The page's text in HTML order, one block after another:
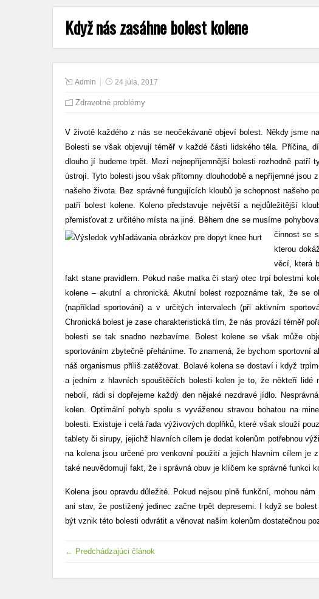
Když nás zasáhne bolest kolene
Admin 24 júla, 2017
Zdravotné problémy
V životě každého z nás se neočekávaně objeví bolest. Někdy jsme
Bolesti se však objevují téměř v každé části lidského těla. Příčina,
dlouho jí budeme trpět. Mezi nejnepříjemnější bolesti rozhodně patří
ústrojí. Tyto bolesti jsou však přítomny dlouhodobě a nepříjemné jsou
našeho života. Bez správné fungujících kloubů je schopnost našeho
patří bolest kolene. Koleno představuje největší a nejdůležitější
přemisťovat z určitého místa na jiné. Během dne se musíme
činnost se
kterou
věcí, která
fakt stane pravidlem. Pokud naše matka či starý otec trpí bolestmi
kolene – akutní a chronická. Akutní bolest rozpoznáme tak, že se
(například sportování) a v určitých intervalech (při aktivním
Chronická bolest je zase charakteristická tím, že nás provází téměř
bolesti se tak snadno nezbavíme. Bolest kolene se však může
sportováním zbytečně přeháníme. To znamená, že bychom sportovní
náš organismus příliš zatěžovat. Bolavé kolena se dostaví i když
a jedním z hlavních spouštěčích bolesti kolen je to, že někteří lidé
nebolí, rádi si dopřejeme každý den nějaké nezdravé jídlo.
kolen. Optimální pohyb spolu s vyváženou stravou bohatou na
bolesti. Existuje i celá řada výživových doplňků, které však slouží
tablety či sirupy, jejichž hlavních cílem je dodat kolenům potřebnou
na kolena jsou určené pro venkovní použití a jejich hlavním cílem
také neuvědomují fakt, že i správná obuv je klíčem ke správné funkci
Kolena jsou opravdu důležité. Pokud nejsou plně funkční, mohou
ani stav, že postižený jedinec začne trpět depresemi. I když se
být vznik této bolesti odvrátit a věnovat našim kolenům dostatečnou
← Predchádzajúci článok